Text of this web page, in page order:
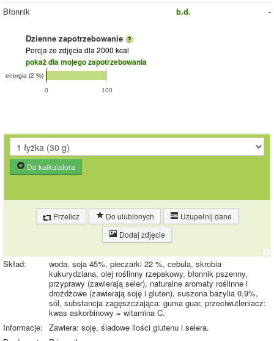
Błonnik
b.d. -
Dzienne zapotrzebowanie
Porcja ze zdjęcia dla 2000 kcal
pokaż dla mojego zapotrzebowania
0 100
energia (2 %)
Do kalkulatora
Przelicz Do ulubionych
Uzupełnij dane
Dodaj zdjęcie
Skład:
woda, soja 45%, pieczarki 22 %, cebula, skrobia
kukurydziana, olej roślinny rzepakowy, błonnik pszenny,
przyprawy (zawierają seler), naturalne aromaty roślinne i
drożdżowe (zawierają soję i gluten), suszona bazylia 0,9%,
sól, substancja zagęszczająca: guma guar, przeciwutleniacz:
kwas askorbinowy = witamina C.
Informacje: Zawiera: soję, śladowe ilości glutenu i selera.